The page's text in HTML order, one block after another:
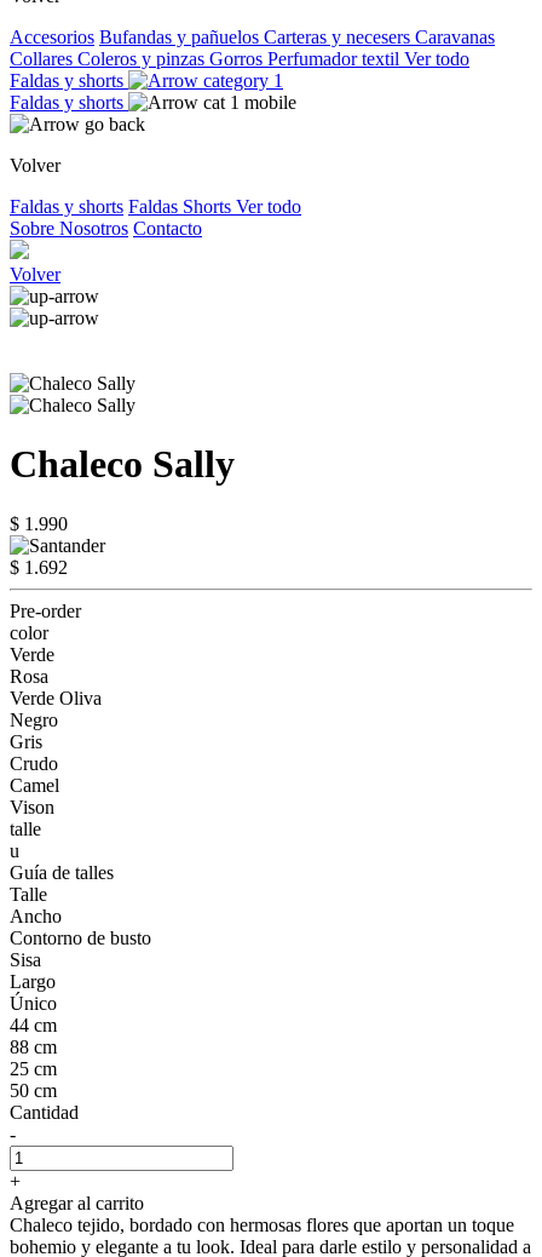
Accesorios Bufandas y pañuelos Carteras y necesers Caravanas
Collares Coleros y pinzas Gorros Perfumador textil Ver todo
Faldas y shorts
Faldas y shorts
Volver
Faldas y shorts Faldas Shorts Ver todo
Sobre Nosotros Contacto
Volver
Chaleco Sally
$ 1.990
$ 1.692
Pre-order
color
Verde
Rosa
Verde Oliva
Negro
Gris
Crudo
Camel
Vison
talle
u
Guía de talles
Talle
Ancho
Contorno de busto
Sisa
Largo
Único
44 cm
88 cm
25 cm
50 cm
Cantidad
-
+
Agregar al carrito
Chaleco tejido, bordado con hermosas flores que aportan un toque
bohemio y elegante a tu look. Ideal para darle estilo y personalidad a